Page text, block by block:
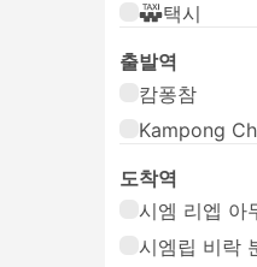
택시
출발역
캄퐁참
Kampong
도착역
시엠 리엡 아
시엠립 비락